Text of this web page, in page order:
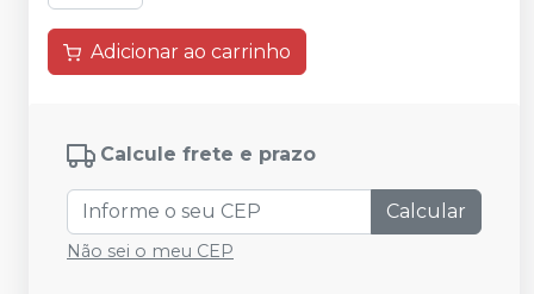
Adicionar ao carrinho
Calcule frete e prazo
Calcular
Não sei o meu CEP